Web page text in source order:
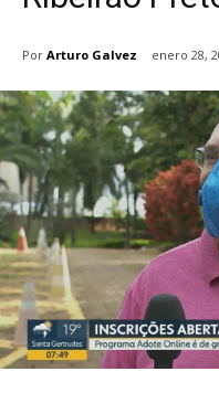
Por Arturo Galvez enero 28,